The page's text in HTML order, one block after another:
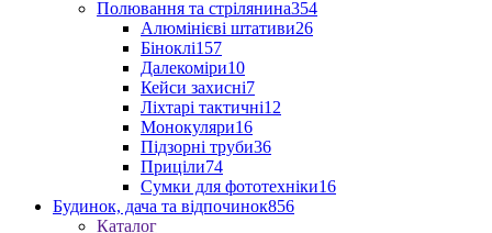
Полювання та стрілянина354
Алюмінієві штативи26
Біноклі157
Далекоміри10
Кейси захисні7
Ліхтарі тактичні12
Монокуляри16
Підзорні труби36
Приціли74
Сумки для фототехніки16
Будинок, дача та відпочинок856
Каталог